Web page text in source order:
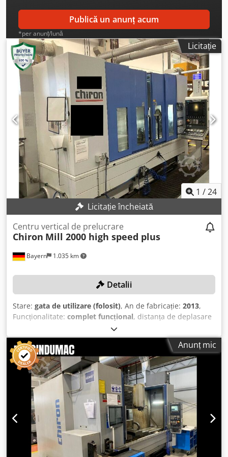
pentru alimentarea cu KSS a „sculelor” și spălare cu tavă
Mașina poate fi inspectată sub tensiune.
Publică un anunț acum
*per anunț/lună
Licitație
1 /24
Licitație încheiată
Bayern 1.035 km
Centru vertical de prelucrare
Chiron Mill 2000 high speed plus
Detalii
Stare: gata de utilizare (folosit), An de fabricație: 2013,
Funcționalitate: complet funcțional, distanța de deplasare
, deplasarea axei Y:
Z:630 mm, model de controler:Siemens 840D, viteză de
rotație (max.):20.000 rot/min
, Broșa mașinii a fost
înlocuită în 2022! Prețul nou al mașinii a fost de 600.000
EUR! DETALII TEHNICE Cursă axă X: 2000 mm Cursă axă Y:
685 mm Cursă axă Z: 630 mm Alezaj rapid pe toate axele:
40 m/min Accelerație axă: 0,25 g Djdpfxjymnykj Abbock
Turație maximă: 20.000 rpm Turație maximă masă rotativă:
1.000 rpm Locuri magazie scule: 92 Prindere scule: HSK 63
Axă NC pivotantă: ± 100° DETALII MAȘINĂ Control numeric:
Siemens 840D ECHIPARE Tele-diagnosticare și teleservice
Instrucțiuni de întreținere afișate pe ecran Pachet de
Anunț mic